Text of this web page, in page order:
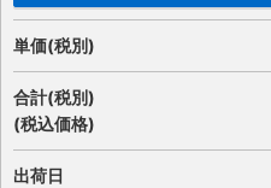
単価(税別)
合計(税別)
(税込価格)
出荷日